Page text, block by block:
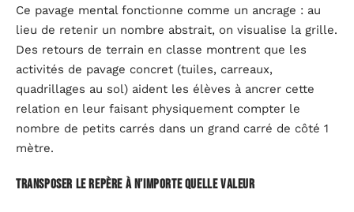
Ce pavage mental fonctionne comme un ancrage : au
lieu de retenir un nombre abstrait, on visualise la grille.
Des retours de terrain en classe montrent que les
activités de pavage concret (tuiles, carreaux,
quadrillages au sol) aident les élèves à ancrer cette
relation en leur faisant physiquement compter le
nombre de petits carrés dans un grand carré de côté 1
mètre.
Transposer le repère à n’importe quelle valeur